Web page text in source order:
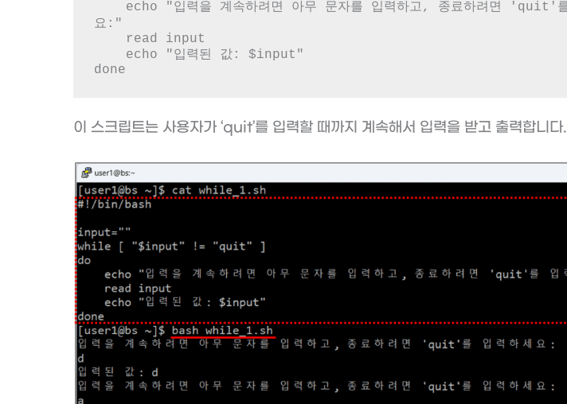
요:"
done
이 스크립트는 사용자가 ‘quit’를 입력할 때까지 계속해서 입력을 받고 출력합니다.